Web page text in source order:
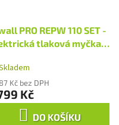
PRO REPW 110 SET -
tlaková myčka
Kč bez DPH
Kč
DO KOŠÍKU